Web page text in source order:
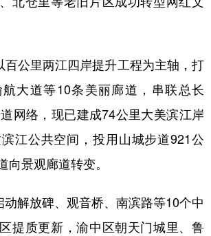
公里两江四岸提升工程为主轴，打
大道等10条美丽廊道，串联总长
网络，现已建成74公里大美滨江岸
江公共空间，投用山城步道921公
向景观廊道转变。
解放碑、观音桥、南滨路等10个中
提质更新，渝中区朝天门城里、鲁